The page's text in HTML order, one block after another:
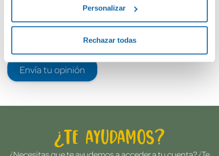
Personalizar
Rechazar todas
Envía tu opinión
¿Te ayudamos?